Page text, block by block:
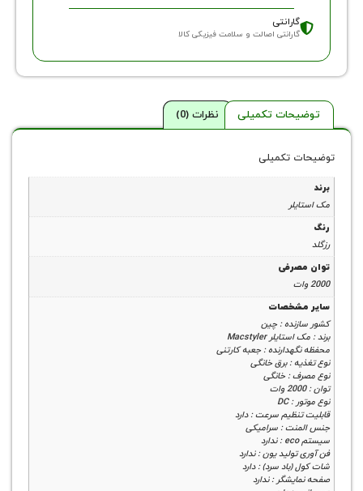
اصالت و سلامت فیزیکی کالا
تکمیلی نظرات (0)
تکمیلی
: چین
: جعبه کارتنی
: برق خانگی
: خانگی
سرعت : دارد
: سرامیکی
یون : ندارد
سرد) : دارد
: ندارد